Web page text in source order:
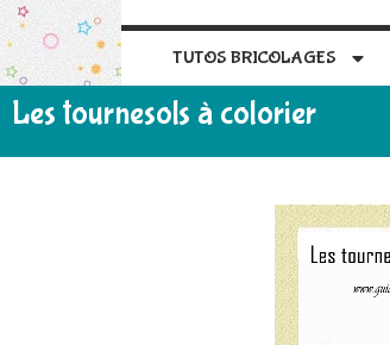
TUTOS BRICOLAGES
Les tournesols à colorier